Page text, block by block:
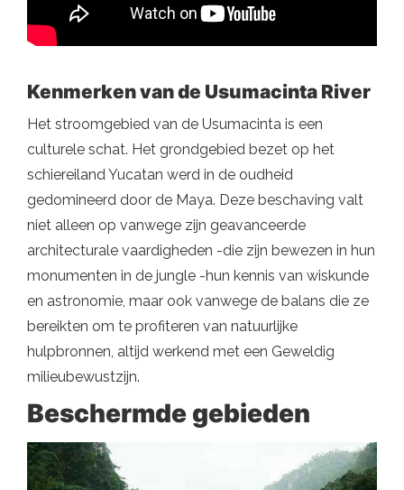
Kenmerken van de Usumacinta River
Het stroomgebied van de Usumacinta is een
culturele schat. Het grondgebied bezet op het
schiereiland Yucatan werd in de oudheid
gedomineerd door de Maya. Deze beschaving valt
niet alleen op vanwege zijn geavanceerde
architecturale vaardigheden -die zijn bewezen in hun
monumenten in de jungle -hun kennis van wiskunde
en astronomie, maar ook vanwege de balans die ze
bereikten om te profiteren van natuurlijke
hulpbronnen, altijd werkend met een Geweldig
milieubewustzijn.
Beschermde gebieden